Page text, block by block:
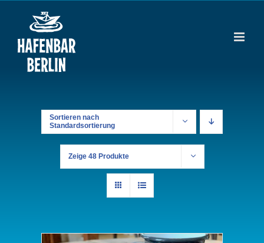
springen
Sortieren nach
Standardsortierung
Zeige 48 Produkte